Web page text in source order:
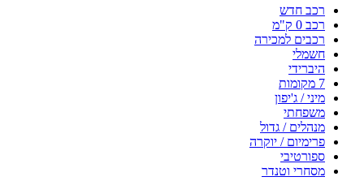
רכב חדש
רכב 0 ק"מ
רכבים למכירה
חשמלי
היברידי
7 מקומות
מיני / ג'יפון
משפחתי
מנהלים / גדול
פרימיום / יוקרה
ספורטיבי
מסחרי וטנדר